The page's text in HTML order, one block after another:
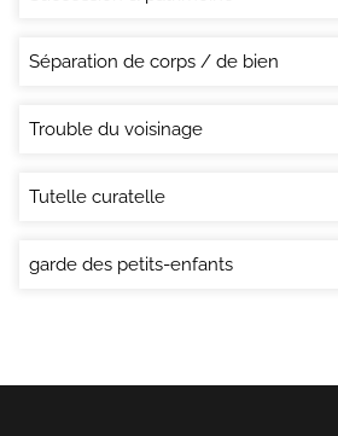
Séparation de corps / de bien
Trouble du voisinage
Tutelle curatelle
garde des petits-enfants